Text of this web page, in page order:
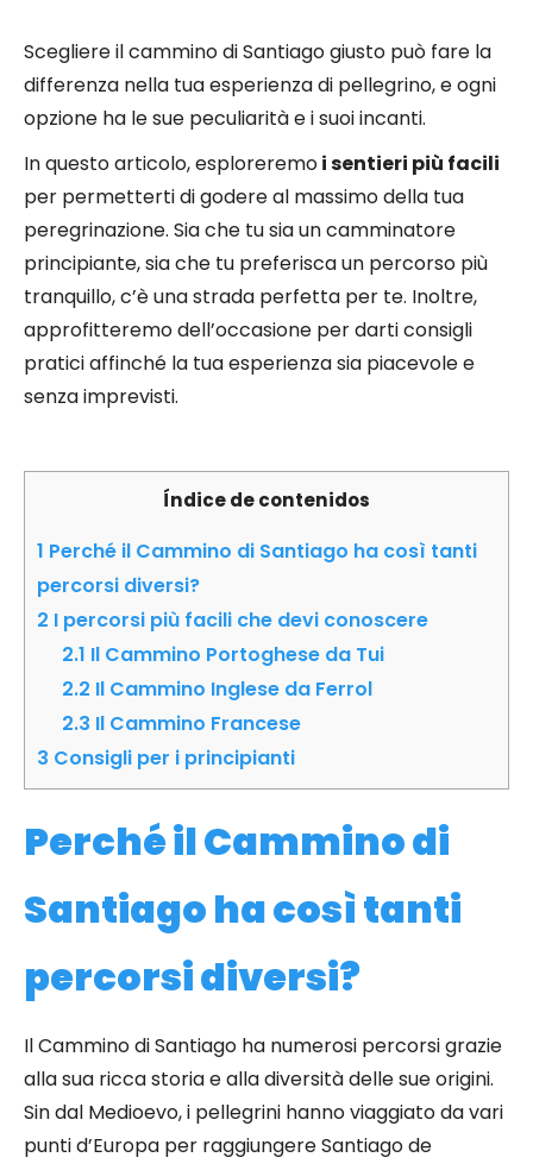
Scegliere il cammino di Santiago giusto può fare la
differenza nella tua esperienza di pellegrino, e ogni
opzione ha le sue peculiarità e i suoi incanti.
In questo articolo, esploreremoi sentieri più facili
per permetterti di godere al massimo della tua
peregrinazione. Sia che tu sia un camminatore
principiante, sia che tu preferisca un percorso più
tranquillo, c’è una strada perfetta per te. Inoltre,
approfitteremo dell’occasione per darti consigli
pratici affinché la tua esperienza sia piacevole e
senza imprevisti.
Índice de contenidos
1 Perché il Cammino di Santiago ha così tanti
percorsi diversi?
2 I percorsi più facili che devi conoscere
2.1 Il Cammino Portoghese da Tui
2.2 Il Cammino Inglese da Ferrol
2.3 Il Cammino Francese
3 Consigli per i principianti
Perché il Cammino di
Santiago ha così tanti
percorsi diversi?
Il Cammino di Santiago ha numerosi percorsi grazie
alla sua ricca storia e alla diversità delle sue origini.
Sin dal Medioevo, i pellegrini hanno viaggiato da vari
punti d’Europa per raggiungere Santiago de